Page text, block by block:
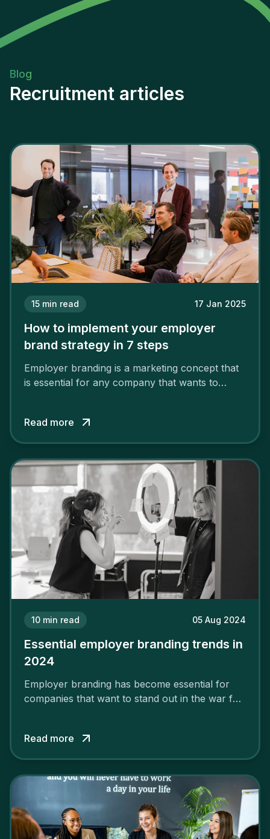
Blog
Recruitment articles
15 min read 17 Jan 2025
How to implement your employer
brand strategy in 7 steps
Employer branding is a marketing concept that
is essential for any company that wants to
solid and positive employer brand are clear, you
cannot simply wave a magic wand for it to be
Read more
10 min read 05 Aug 2024
Essential employer branding trends in
2024
Employer branding has become essential for
companies that want to stand out in the war for
attract the best profiles.
Read more